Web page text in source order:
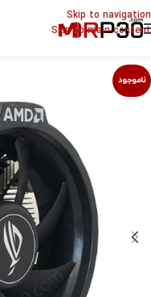
Skip to navigation
Skip to main content
ناموجود